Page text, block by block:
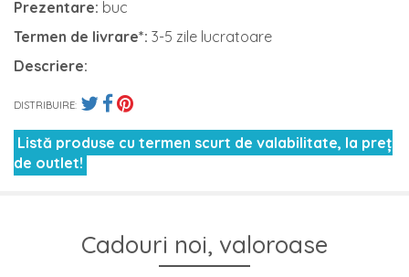
Prezentare: buc
Termen de livrare*: 3-5 zile lucratoare
Descriere:
DISTRIBUIRE:
Listă produse cu termen scurt de valabilitate, la preț
de outlet!
Cadouri noi, valoroase